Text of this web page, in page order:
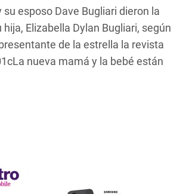
esposo Dave Bugliari dieron la
hija, Elizabella Dylan Bugliari, según
de la estrella la revista
nueva mamá y la bebé están